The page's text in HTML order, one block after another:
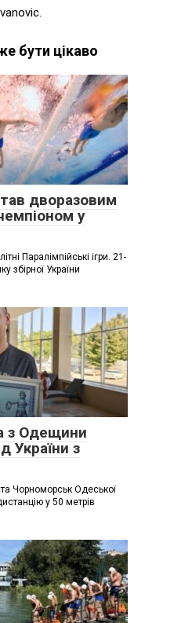
бути цікаво
дворазовим
у
Паралімпійські ігри. 21-
збірної України
з Одещини
України з
Чорноморськ Одеської
у 50 метрів